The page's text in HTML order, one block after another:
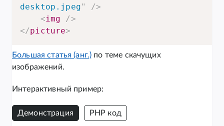
desktop.jpeg"
/>
<img
/>
</picture>
Большая статья (анг.) по теме скачущих
изображений.
Интерактивный пример:
Демонстрация PHP код